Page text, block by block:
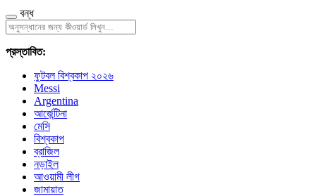
বন্ধ
প্রস্তাবিত:
ফুটবল বিশ্বকাপ ২০২৬
Messi
Argentina
আর্জেন্টিনা
মেসি
বিশ্বকাপ
ব্রাজিল
নড়াইল
আওয়ামী লীগ
জামায়াত